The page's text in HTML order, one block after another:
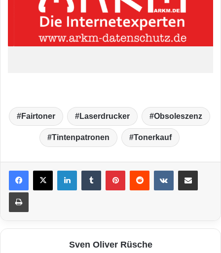
Fairtoner Laserdrucker Obsoleszenz
Tintenpatronen Tonerkauf
LinkedIn VKontakte
Drucken
Sven Oliver Rüsche